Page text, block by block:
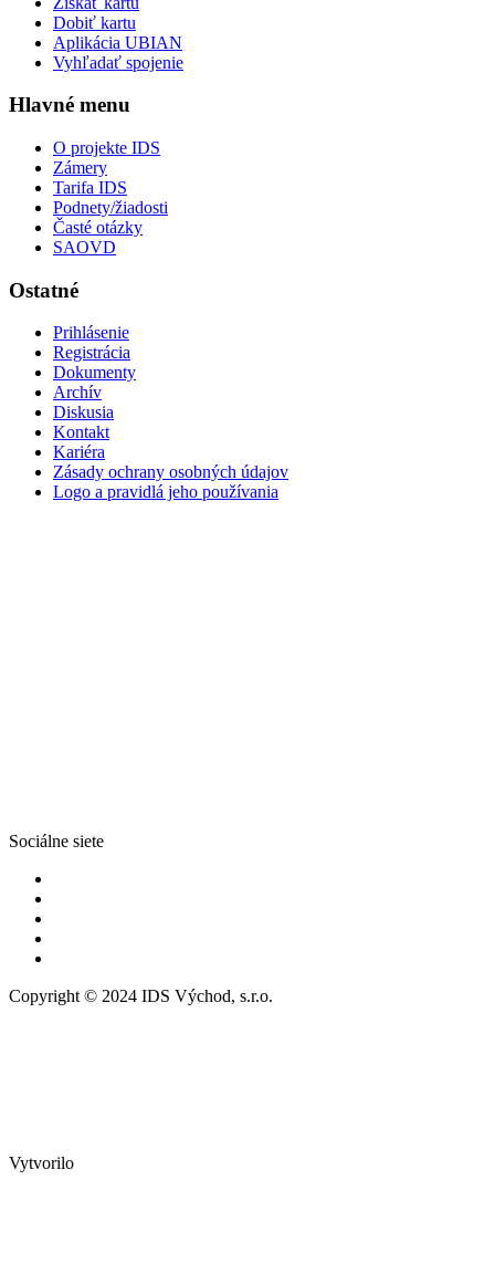
Dobiť kartu
Aplikácia UBIAN
Vyhľadať spojenie
Hlavné menu
O projekte IDS
Zámery
Tarifa IDS
Podnety/žiadosti
Časté otázky
SAOVD
Ostatné
Prihlásenie
Registrácia
Dokumenty
Archív
Diskusia
Kontakt
Kariéra
Zásady ochrany osobných údajov
Logo a pravidlá jeho používania
Sociálne siete
Copyright © 2024 IDS Východ, s.r.o.
Vytvorilo